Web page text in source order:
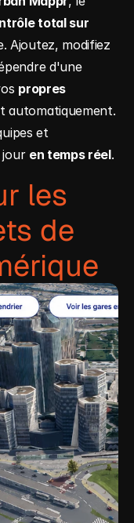
total sur
Ajoutez, modifiez
d'une
propres
automatiquement.
et
jour en temps réel.
les
de